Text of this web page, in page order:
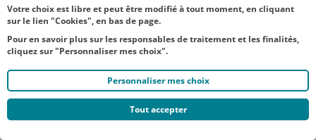
ville de Reims -
Delphine
Manceau,
directrice
générale de
NEOMA
Business School
Votre choix est libre et peut être modifié à tout moment, en cliquant
sur le lien "Cookies", en bas de page.
Pour en savoir plus sur les responsables de traitement et les finalités,
cliquez sur "Personnaliser mes choix".
Personnaliser mes choix
Tout accepter